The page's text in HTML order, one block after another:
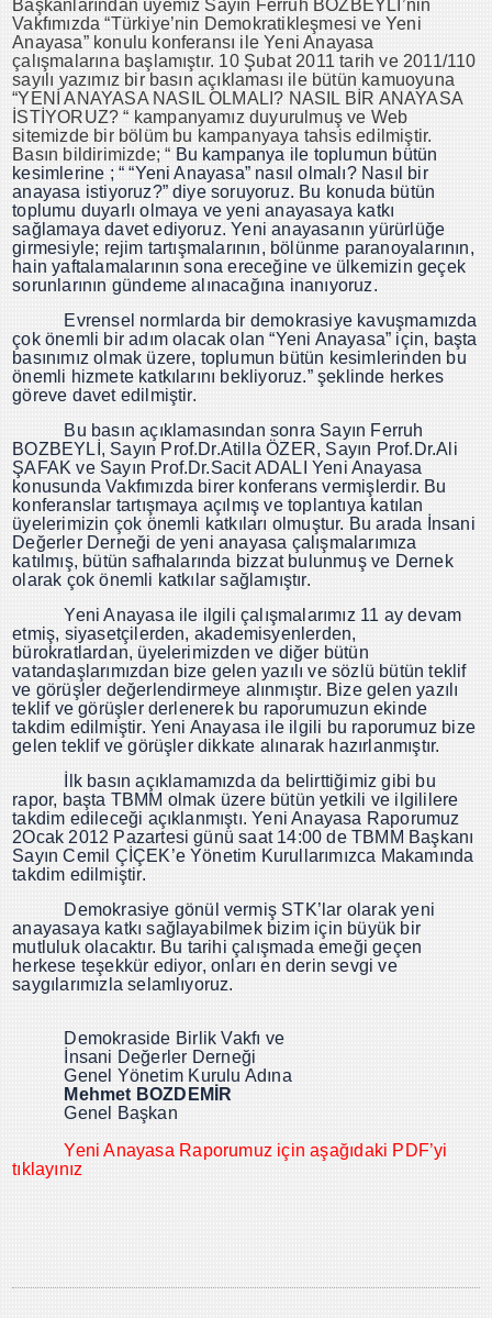
Başkanlarından üyemiz Sayın Ferruh BOZBEYLİ’nin
Vakfımızda “Türkiye’nin Demokratikleşmesi ve Yeni
Anayasa” konulu konferansı ile Yeni Anayasa
çalışmalarına başlamıştır. 10 Şubat 2011 tarih ve 2011/110
sayılı yazımız bir basın açıklaması ile bütün kamuoyuna
“YENİ ANAYASA NASIL OLMALI? NASIL BİR ANAYASA
İSTİYORUZ? “ kampanyamız duyurulmuş ve Web
sitemizde bir bölüm bu kampanyaya tahsis edilmiştir.
Basın bildirimizde; “ Bu kampanya ile toplumun bütün
kesimlerine ; “ “Yeni Anayasa” nasıl olmalı? Nasıl bir
anayasa istiyoruz?” diye soruyoruz. Bu konuda bütün
toplumu duyarlı olmaya ve yeni anayasaya katkı
sağlamaya davet ediyoruz. Yeni anayasanın yürürlüğe
girmesiyle; rejim tartışmalarının, bölünme paranoyalarının,
hain yaftalamalarının sona ereceğine ve ülkemizin geçek
sorunlarının gündeme alınacağına inanıyoruz.
Evrensel normlarda bir demokrasiye kavuşmamızda
çok önemli bir adım olacak olan “Yeni Anayasa” için, başta
basınımız olmak üzere, toplumun bütün kesimlerinden bu
önemli hizmete katkılarını bekliyoruz.” şeklinde herkes
göreve davet edilmiştir.
Bu basın açıklamasından sonra Sayın Ferruh
BOZBEYLİ, Sayın Prof.Dr.Atilla ÖZER, Sayın Prof.Dr.Ali
ŞAFAK ve Sayın Prof.Dr.Sacit ADALI Yeni Anayasa
konusunda Vakfımızda birer konferans vermişlerdir. Bu
konferanslar tartışmaya açılmış ve toplantıya katılan
üyelerimizin çok önemli katkıları olmuştur. Bu arada İnsani
Değerler Derneği de yeni anayasa çalışmalarımıza
katılmış, bütün safhalarında bizzat bulunmuş ve Dernek
olarak çok önemli katkılar sağlamıştır.
Yeni Anayasa ile ilgili çalışmalarımız 11 ay devam
etmiş, siyasetçilerden, akademisyenlerden,
bürokratlardan, üyelerimizden ve diğer bütün
vatandaşlarımızdan bize gelen yazılı ve sözlü bütün teklif
ve görüşler değerlendirmeye alınmıştır. Bize gelen yazılı
teklif ve görüşler derlenerek bu raporumuzun ekinde
takdim edilmiştir. Yeni Anayasa ile ilgili bu raporumuz bize
gelen teklif ve görüşler dikkate alınarak hazırlanmıştır.
İlk basın açıklamamızda da belirttiğimiz gibi bu
rapor, başta TBMM olmak üzere bütün yetkili ve ilgililere
takdim edileceği açıklanmıştı. Yeni Anayasa Raporumuz
2Ocak 2012 Pazartesi günü saat 14:00 de TBMM Başkanı
Sayın Cemil ÇİÇEK’e Yönetim Kurullarımızca Makamında
takdim edilmiştir.
Demokrasiye gönül vermiş STK’lar olarak yeni
anayasaya katkı sağlayabilmek bizim için büyük bir
mutluluk olacaktır. Bu tarihi çalışmada emeği geçen
herkese teşekkür ediyor, onları en derin sevgi ve
saygılarımızla selamlıyoruz.
Demokraside Birlik Vakfı ve
İnsani Değerler Derneği
Genel Yönetim Kurulu Adına
Mehmet BOZDEMİR
Genel Başkan
Yeni Anayasa Raporumuz için aşağıdaki PDF’yi
tıklayınız